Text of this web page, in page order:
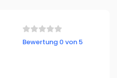
Bewertung 0 von 5